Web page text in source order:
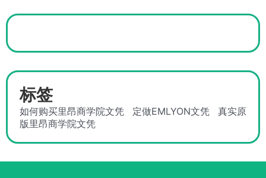
标签
如何购买里昂商学院文凭 定做EMLYON文凭
真实原
版里昂商学院文凭